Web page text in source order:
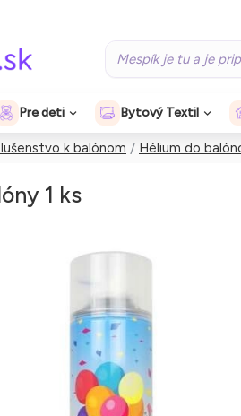
Pre deti Bytový Textil
k balónom Hélium do
1 ks